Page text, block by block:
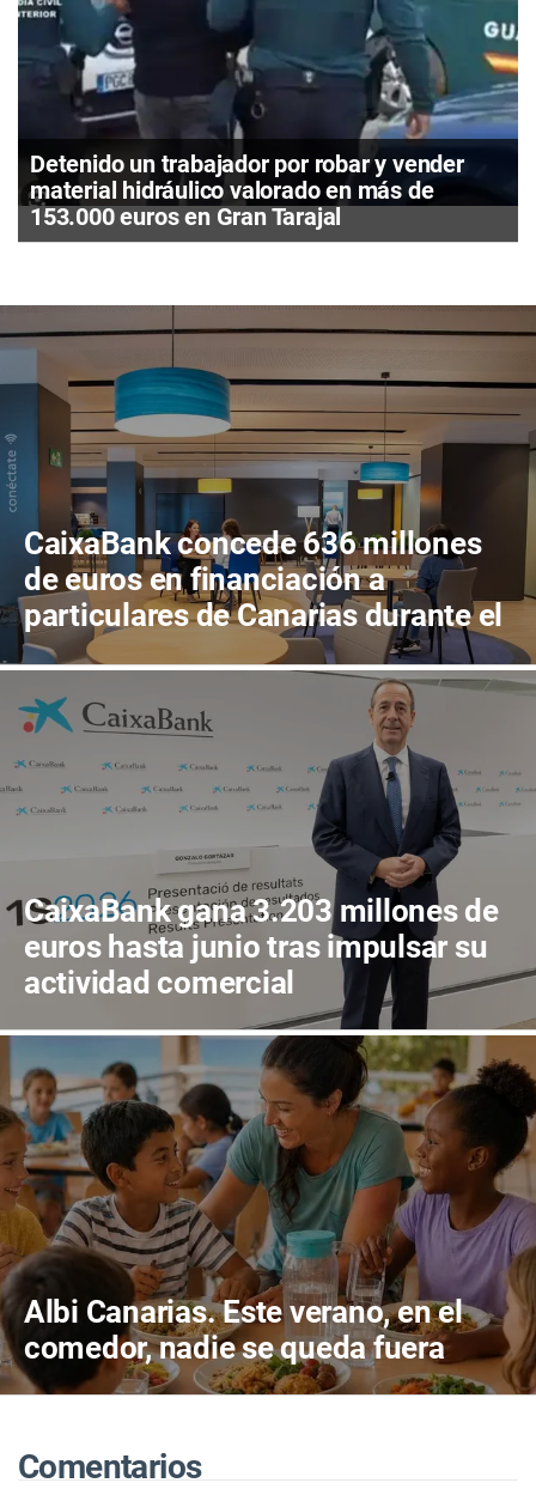
Detenido un trabajador por robar y vender
material hidráulico valorado en más de
153.000 euros en Gran Tarajal
CaixaBank concede 636 millones
de euros en financiación a
particulares de Canarias durante el
primer semestre
CaixaBank gana 3.203 millones de
euros hasta junio tras impulsar su
actividad comercial
Albi Canarias. Este verano, en el
comedor, nadie se queda fuera
Comentarios